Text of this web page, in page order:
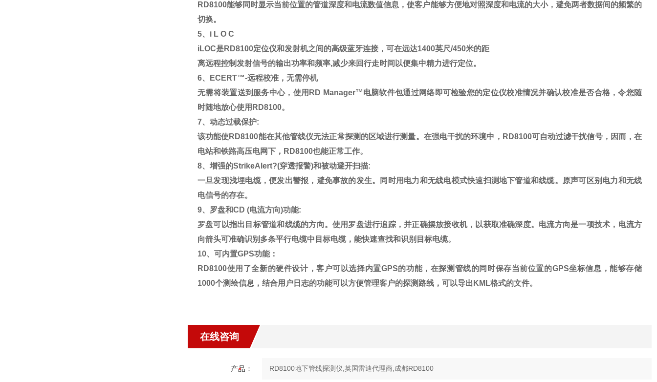
RD8100能够同时显示当前位置的管道深度和电流数值信息，使客户能够方便地对照深度和电流的大小，避免两者数据间的频繁的
切换。
5、 i L O C
iLOC是RD8100定位仪和发射机之间的高级蓝牙连接，可在远达1400英尺/450米的距
离远程控制发射信号的输出功率和频率,减少来回行走时间以便集中精力进行定位。
6、 ECERT™-远程校准，无需停机
无需将装置送到服务中心，使用 RD Manager™电脑软件包通过网络即可检验您的定位仪校准情况并确认校准是否合格，令您随
时随地放心使用 RD8100。
7、动态过载保护:
该功能使RD8100能在其他管线仪无法正常探测的区域进行测量。在强电干扰的环境中， RD8100可自动过滤干扰信号，因而，在
电站和铁路高压电网下， RD8100也能正常工作。
8、增强的StrikeAlert?(穿透报警)和被动避开扫描:
一旦发现浅埋电缆，便发出警报，避免事故的发生。同时用电力和无线电模式快速扫测地下管道和线缆。原声可区别电力和无线
电信号的存在。
9、罗盘和CD (电流方向)功能:
罗盘可以指出目标管道和线缆的方向。使用罗盘进行追踪，并正确摆放接收机，以获取准确深度。电流方向是一项技术，电流方
向箭头可准确识别多条平行电缆中目标电缆，能快速查找和识别目标电缆。
10、可内置GPS功能：
RD8100使用了全新的硬件设计，客户可以选择内置GPS的功能，在探测管线的同时保存当前位置的GPS坐标信息，能够存储
1000个测绘信息，结合用户日志的功能可以方便管理客户的探测路线，可以导出 KML格式的文件。
在线咨询
产品：